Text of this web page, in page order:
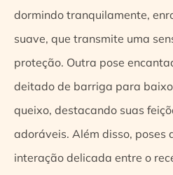
dormindo tranquilamente,
suave, que transmite uma
proteção. Outra pose
deitado de barriga para
queixo, destacando suas
adoráveis. Além disso, poses
interação delicada entre o